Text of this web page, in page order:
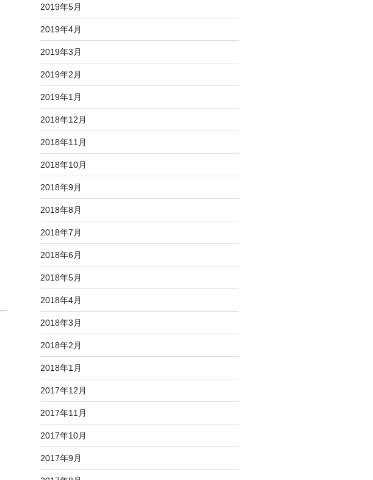
2019年5月
2019年4月
2019年3月
2019年2月
2019年1月
2018年12月
2018年11月
2018年10月
2018年9月
2018年8月
2018年7月
2018年6月
2018年5月
2018年4月
2018年3月
2018年2月
2018年1月
2017年12月
2017年11月
2017年10月
2017年9月